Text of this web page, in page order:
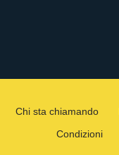
Chi sta chiamando
Condizioni